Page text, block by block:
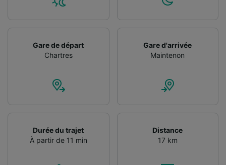
Gare de départ
Chartres
Gare d'arrivée
Maintenon
Durée du trajet
À partir de 11 min
Distance
17 km
performance des publicités et du contenu,
études d’audience et développement de
services.
Liste de nos partenaires (fournisseurs)